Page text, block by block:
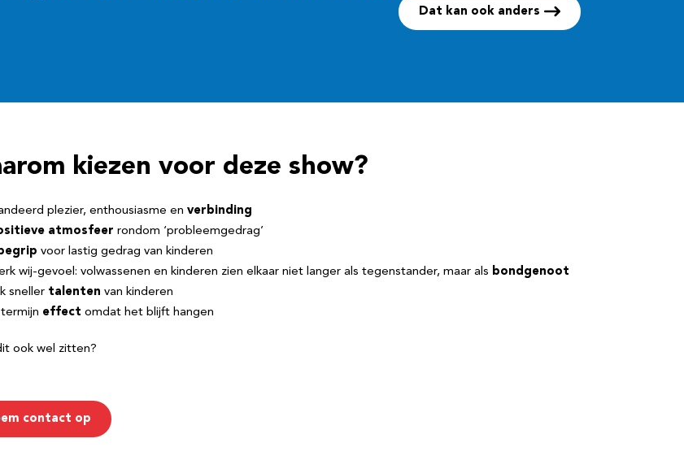
Dat kan ook anders
kiezen voor deze show?
plezier, enthousiasme en verbinding
atmosfeer rondom ‘probleemgedrag’
voor lastig gedrag van kinderen
wij-gevoel: volwassenen en kinderen zien elkaar niet langer als tegenstander, maar als bondgenoot
sneller talenten van kinderen
effect omdat het blijft hangen
ook wel zitten?
contact op